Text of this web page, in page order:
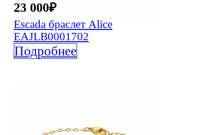
23 000₽
Escada браслет Alice
EAJLB0001702
Подробнее